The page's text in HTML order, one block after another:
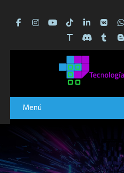
Menú